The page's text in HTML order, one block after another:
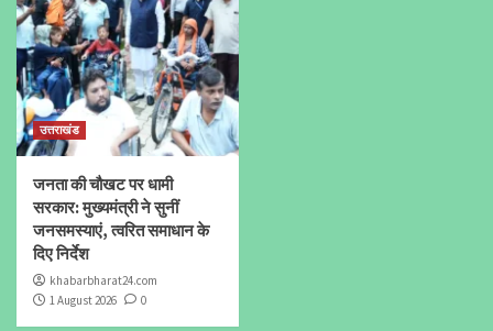
उत्तराखंड
जनता की चौखट पर धामी
सरकार: मुख्यमंत्री ने सुनीं
जनसमस्याएं, त्वरित समाधान के
दिए निर्देश
khabarbharat24.com
1 August 2026
0